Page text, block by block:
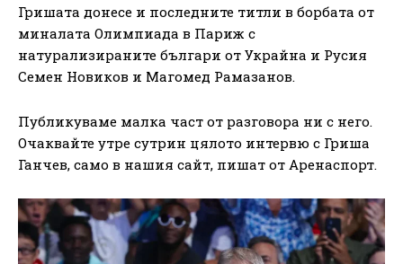
Гришата донесе и последните титли в борбата от
миналата Олимпиада в Париж с
натурализираните българи от Украйна и Русия
Семен Новиков и Магомед Рамазанов.
Публикуваме малка част от разговора ни с него.
Очаквайте утре сутрин цялото интервю с Гриша
Ганчев, само в нашия сайт, пишат от Аренаспорт.